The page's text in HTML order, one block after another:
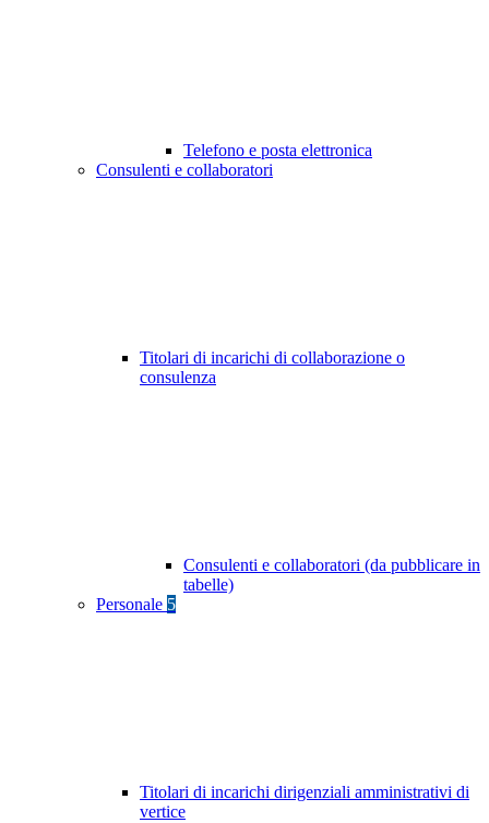
Telefono e posta elettronica
Consulenti e collaboratori
Titolari di incarichi di collaborazione o
consulenza
Consulenti e collaboratori (da pubblicare in
tabelle)
Personale 5
Titolari di incarichi dirigenziali amministrativi di
vertice